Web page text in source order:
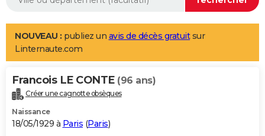
Aménagement intérieur
LIFESTYLE
Art de vivre
Bien-être
Loisirs
Mode
Modes de vie
Alimentation
Guide de la santé
Maladies
Médicaments
Sommeil
VOYAGE
Destinations
City break
Voyage nature
Voyage de noces
Forum
Climat
+PHOTO
GUIDES D'ACHAT
NOUVEAU : publiez un avis de décès gratuitsur
Linternaute.com
Francois LE CONTE (96 ans)
Créer une cagnotte obsèques
Naissance
18/05/1929 à Paris (Paris)